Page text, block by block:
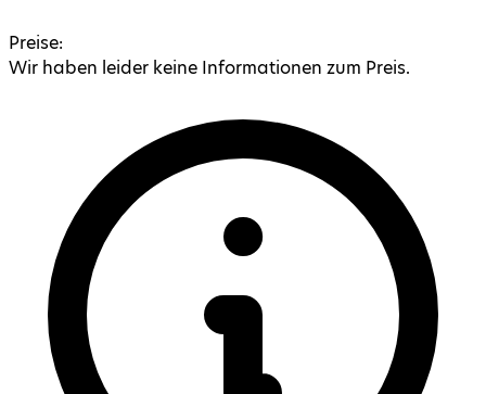
Preise:
Wir haben leider keine Informationen zum Preis.